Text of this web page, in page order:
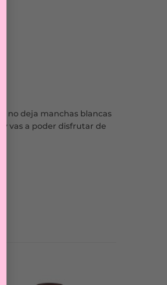
no deja manchas blancas
vas a poder disfrutar de